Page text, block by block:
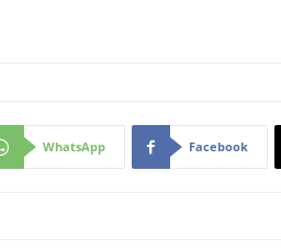
WhatsApp Facebook